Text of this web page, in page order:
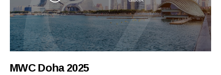
MWC Doha 2025